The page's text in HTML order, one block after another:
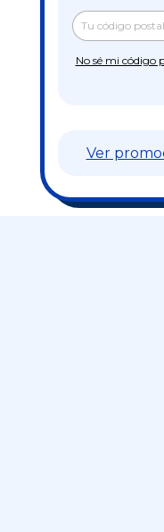
Entregas para el
No sé mi código
Ver